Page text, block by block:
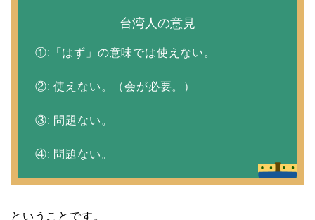
台湾人の意見
①:「はず」の意味では使えない。
②: 使えない。（会が必要。）
③: 問題ない。
④: 問題ない。
ということです。